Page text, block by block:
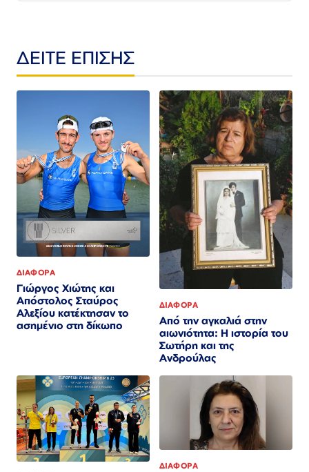
ΔΕΙΤΕ ΕΠΙΣΗΣ
ΔΙΑΦΟΡΑ
Γιώργος Χιώτης και
Απόστολος Σταύρος
Αλεξίου κατέκτησαν το
ασημένιο στη δίκωπο
ΔΙΑΦΟΡΑ
Από την αγκαλιά στην
αιωνιότητα: Η ιστορία του
Σωτήρη και της
Ανδρούλας
ΔΙΑΦΟΡΑ